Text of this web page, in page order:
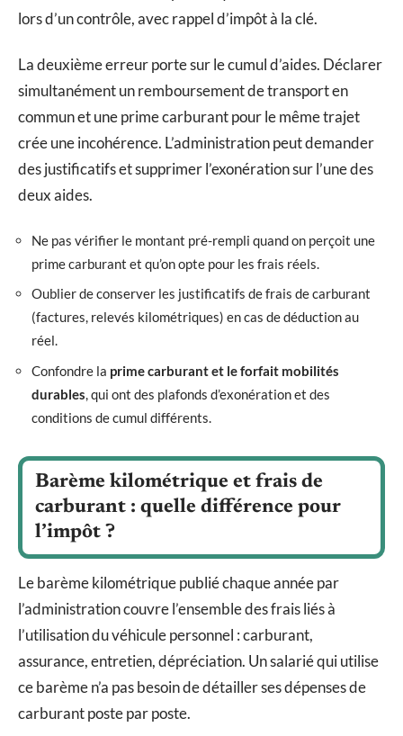
lors d’un contrôle, avec rappel d’impôt à la clé.
La deuxième erreur porte sur le cumul d’aides. Déclarer
simultanément un remboursement de transport en
commun et une prime carburant pour le même trajet
crée une incohérence. L’administration peut demander
des justificatifs et supprimer l’exonération sur l’une des
deux aides.
Ne pas vérifier le montant pré-rempli quand on perçoit une
prime carburant et qu’on opte pour les frais réels.
Oublier de conserver les justificatifs de frais de carburant
(factures, relevés kilométriques) en cas de déduction au
réel.
Confondre la prime carburant et le forfait mobilités
durables, qui ont des plafonds d’exonération et des
conditions de cumul différents.
Barème kilométrique et frais de
carburant : quelle différence pour
l’impôt ?
Le barème kilométrique publié chaque année par
l’administration couvre l’ensemble des frais liés à
l’utilisation du véhicule personnel : carburant,
assurance, entretien, dépréciation. Un salarié qui utilise
ce barème n’a pas besoin de détailler ses dépenses de
carburant poste par poste.